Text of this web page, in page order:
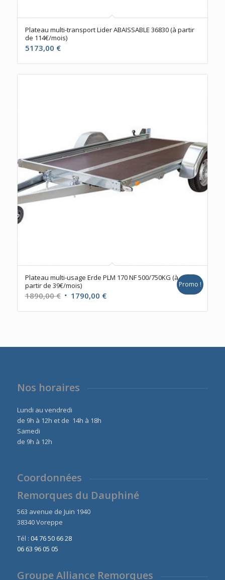
Plateau multi-transport Lider ABAISSABLE 36830 (à partir
de 114€/mois)
5173,00 €
Plateau multi-usage Erde PLM 170 NF 500/750KG (à
partir de 39€/mois)
1890,00€ Le 1790,00 €Le
Promo !
Nos horaires
Lundi au vendredi
de 9h à 12h et de 14h à 18h
Samedi
de 9h à 12h
Coordonnées
Remorques du Dauphiné
563 avenue de Juin 1940
38340 Voreppe
Tél : 04 76 50 66 28
06 63 96 05 05
Groupe Alliance Remorques